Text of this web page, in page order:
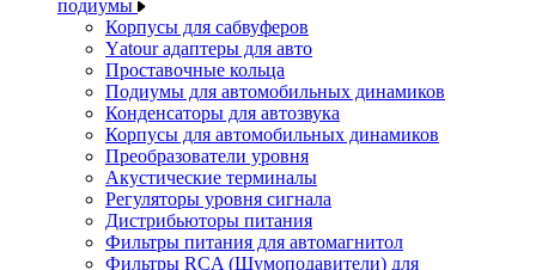
подиумы
Корпусы для сабвуферов
Yаtour адаптеры для авто
Проставочные кольца
Подиумы для автомобильных динамиков
Конденсаторы для автозвука
Корпусы для автомобильных динамиков
Преобразователи уровня
Акустические терминалы
Регуляторы уровня сигнала
Дистрибьюторы питания
Фильтры питания для автомагнитол
Фильтры RCA (Шумоподавители) для